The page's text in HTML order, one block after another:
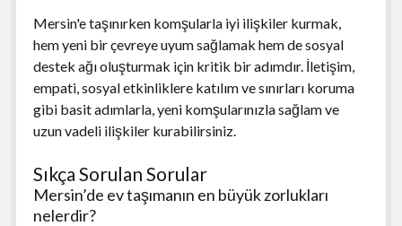
Mersin'e taşınırken komşularla iyi ilişkiler kurmak,
hem yeni bir çevreye uyum sağlamak hem de sosyal
destek ağı oluşturmak için kritik bir adımdır. İletişim,
empati, sosyal etkinliklere katılım ve sınırları koruma
gibi basit adımlarla, yeni komşularınızla sağlam ve
uzun vadeli ilişkiler kurabilirsiniz.
Sıkça Sorulan Sorular
Mersin’de ev taşımanın en büyük zorlukları
nelerdir?